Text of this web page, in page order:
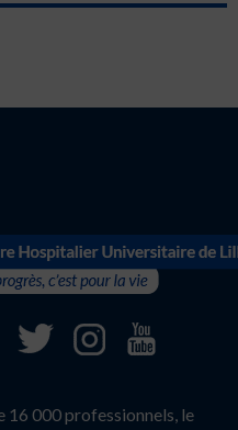
16 000 professionnels, le